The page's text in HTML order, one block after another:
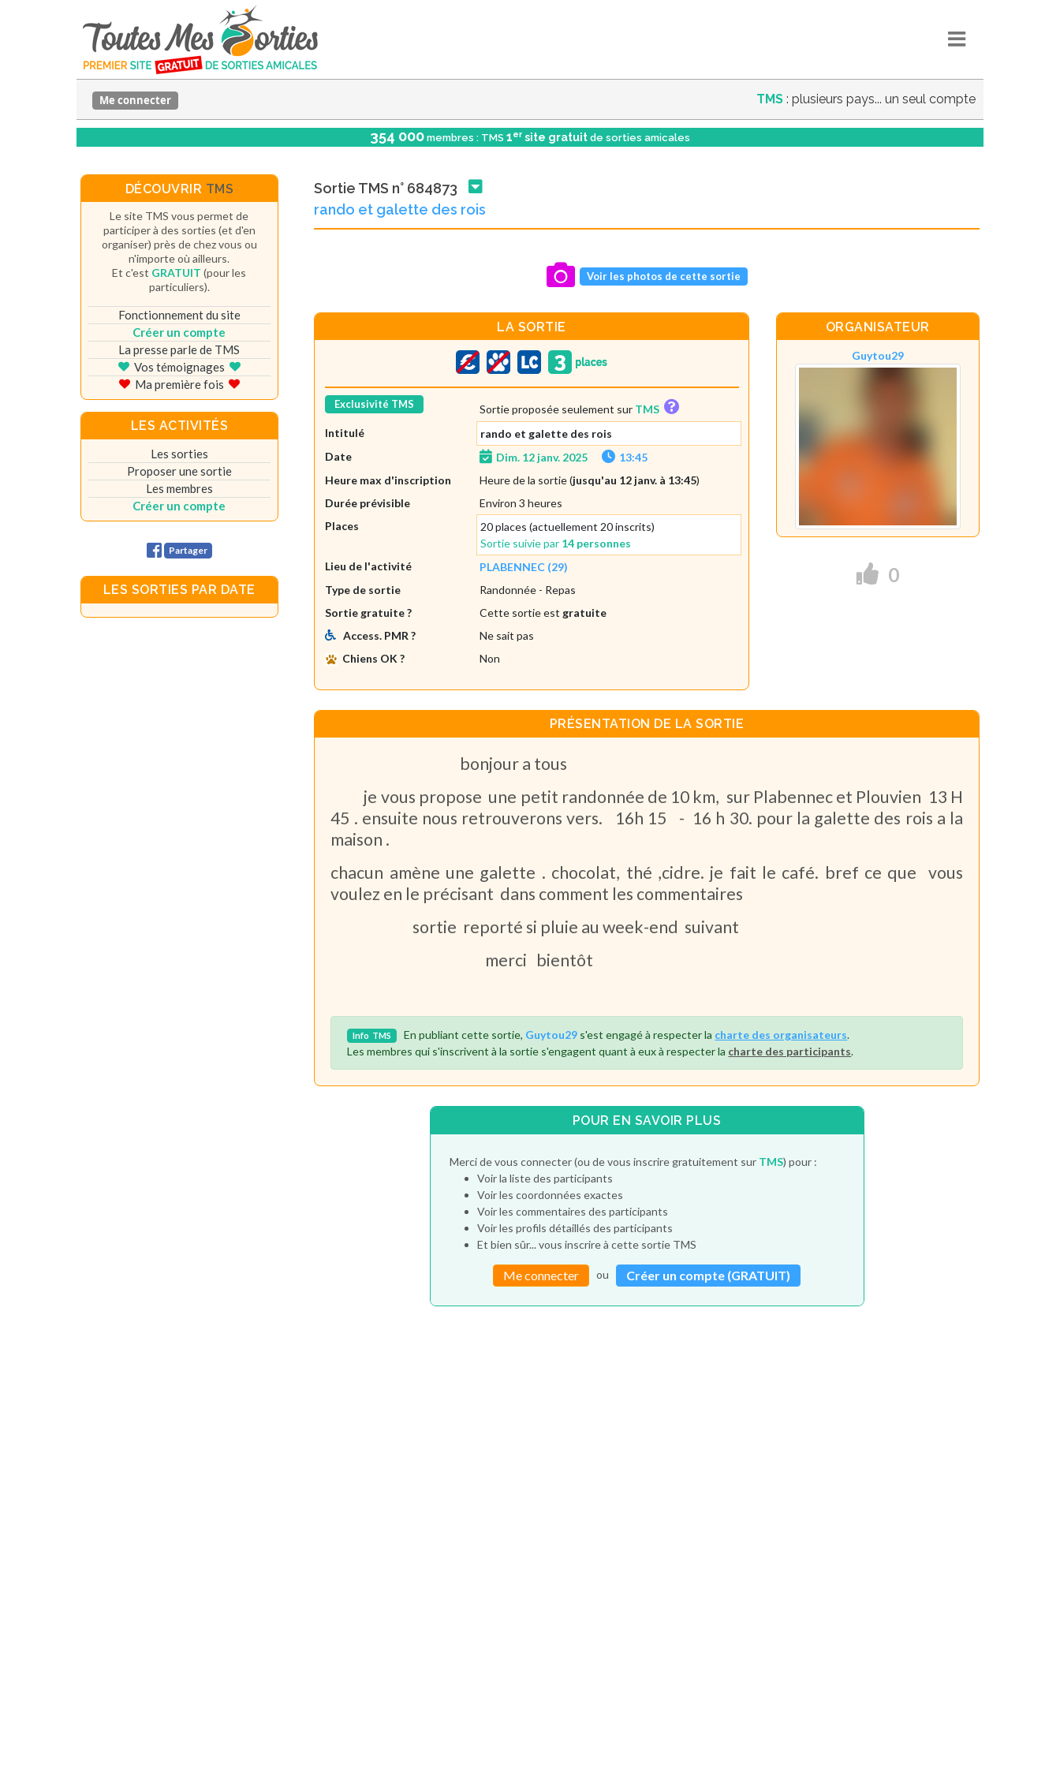
TMS : plusieurs pays... un seul compte
Me connecter
354 000 membres : TMS 1er site gratuit de sorties amicales
Sortie TMS n° 684873
rando et galette des rois
Voir les photos de cette sortie
LA SORTIE
Exclusivité TMS Sortie proposée seulement sur TMS
Intitulé
rando et galette des rois
Date
Dim. 12 janv. 2025
13:45
Heure max d'inscription
Heure de la sortie (jusqu'au 12 janv. à 13:45)
Durée prévisible
Environ 3 heures
Places
20 places (actuellement 20 inscrits)
Sortie suivie par 14 personnes
Lieu de l'activité
PLABENNEC (29)
Type de sortie
Randonnée - Repas
Sortie gratuite ?
Cette sortie est gratuite
Access. PMR ?
Ne sait pas
Chiens OK ?
Non
ORGANISATEUR
Guytou29
0
PRÉSENTATION DE LA SORTIE
bonjour a tous
je vous propose une petit randonnée de 10 km, sur Plabennec et Plouvien 13 H
45 . ensuite nous retrouverons vers. 16h 15 - 16 h 30. pour la galette des rois a la
maison .
chacun amène une galette . chocolat, thé ,cidre. je fait le café. bref ce que vous
voulez en le précisant dans comment les commentaires
sortie reporté si pluie au week-end suivant
merci bientôt
Info TMS En publiant cette sortie, Guytou29 s'est engagé à respecter la charte des organisateurs.
Les membres qui s'inscrivent à la sortie s'engagent quant à eux à respecter la charte des participants.
POUR EN SAVOIR PLUS
Merci de vous connecter (ou de vous inscrire gratuitement sur TMS) pour :
Voir la liste des participants
Voir les coordonnées exactes
Voir les commentaires des participants
Voir les profils détaillés des participants
Et bien sûr... vous inscrire à cette sortie TMS
Me connecter ou Créer un compte (GRATUIT)
DÉCOUVRIR TMS
Le site TMS vous permet de
participer à des sorties (et d'en
organiser) près de chez vous ou
n'importe où ailleurs.
Et c'est GRATUIT (pour les
particuliers).
Fonctionnement du site
Créer un compte
La presse parle de TMS
Vos témoignages
Ma première fois
LES ACTIVITÉS
Les sorties
Proposer une sortie
Les membres
Créer un compte
Partager
LES SORTIES PAR DATE